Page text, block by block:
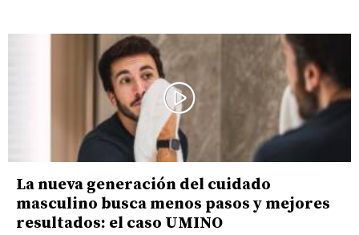
La nueva generación del cuidado
masculino busca menos pasos y mejores
resultados: el caso UMINO